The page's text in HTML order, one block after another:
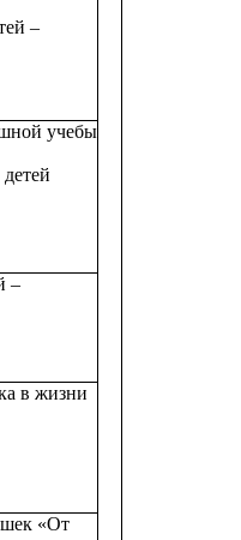
–
учебы
–
в жизни
«От